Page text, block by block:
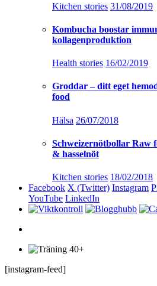
Kitchen stories 31/08/2019
Kombucha boostar
kollagenproduktion
Health stories 16/02/2019
Groddar – ditt eget
food
Hälsa 26/07/2018
Schweizernötbollar Raw
& hasselnöt
Kitchen stories 18/02/2018
Facebook X (Twitter) Instagram
YouTube LinkedIn
[instagram-feed]